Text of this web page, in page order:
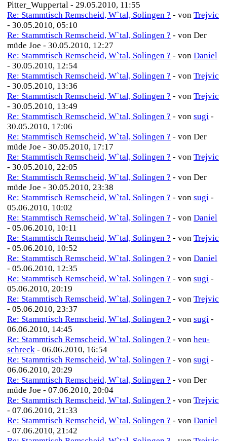
Pitter_Wuppertal - 29.05.2010, 11:55
Re: Stammtisch Remscheid, W`tal, Solingen ? - von Trejvic
- 30.05.2010, 05:10
Re: Stammtisch Remscheid, W`tal, Solingen ? - von Der
müde Joe - 30.05.2010, 12:27
Re: Stammtisch Remscheid, W`tal, Solingen ? - von Daniel
- 30.05.2010, 12:54
Re: Stammtisch Remscheid, W`tal, Solingen ? - von Trejvic
- 30.05.2010, 13:36
Re: Stammtisch Remscheid, W`tal, Solingen ? - von Trejvic
- 30.05.2010, 13:49
Re: Stammtisch Remscheid, W`tal, Solingen ? - von sugi -
30.05.2010, 17:06
Re: Stammtisch Remscheid, W`tal, Solingen ? - von Der
müde Joe - 30.05.2010, 17:17
Re: Stammtisch Remscheid, W`tal, Solingen ? - von Trejvic
- 30.05.2010, 22:05
Re: Stammtisch Remscheid, W`tal, Solingen ? - von Der
müde Joe - 30.05.2010, 23:38
Re: Stammtisch Remscheid, W`tal, Solingen ? - von sugi -
05.06.2010, 10:02
Re: Stammtisch Remscheid, W`tal, Solingen ? - von Daniel
- 05.06.2010, 10:11
Re: Stammtisch Remscheid, W`tal, Solingen ? - von Trejvic
- 05.06.2010, 10:52
Re: Stammtisch Remscheid, W`tal, Solingen ? - von Daniel
- 05.06.2010, 12:35
Re: Stammtisch Remscheid, W`tal, Solingen ? - von sugi -
05.06.2010, 20:19
Re: Stammtisch Remscheid, W`tal, Solingen ? - von Trejvic
- 05.06.2010, 23:37
Re: Stammtisch Remscheid, W`tal, Solingen ? - von sugi -
06.06.2010, 14:45
Re: Stammtisch Remscheid, W`tal, Solingen ? - von heu-
schreck - 06.06.2010, 16:54
Re: Stammtisch Remscheid, W`tal, Solingen ? - von sugi -
06.06.2010, 20:29
Re: Stammtisch Remscheid, W`tal, Solingen ? - von Der
müde Joe - 07.06.2010, 20:04
Re: Stammtisch Remscheid, W`tal, Solingen ? - von Trejvic
- 07.06.2010, 21:33
Re: Stammtisch Remscheid, W`tal, Solingen ? - von Daniel
- 07.06.2010, 21:42